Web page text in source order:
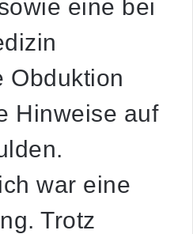
eine bei
Obduktion
Hinweise auf
war eine
Trotz